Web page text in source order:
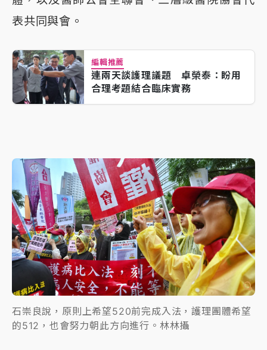
表共同與會。
編輯推薦
連兩天談護理議題 卓榮泰：盼用
合理考題結合臨床實務
石崇良說，原則上希望520前完成入法，護理團體希望
的512，也會努力朝此方向進行。林林攝